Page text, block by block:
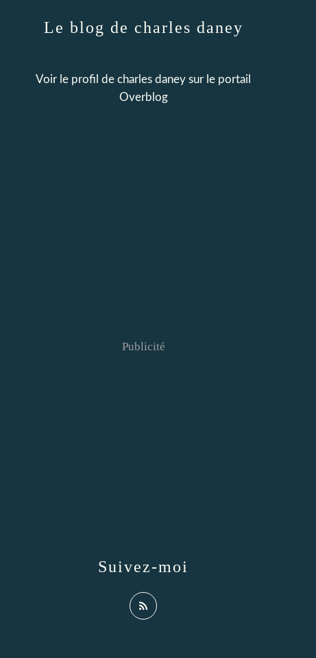
Le blog de charles daney
Voir le profil de charles daney sur le portail
Overblog
Suivez-moi
Publicité